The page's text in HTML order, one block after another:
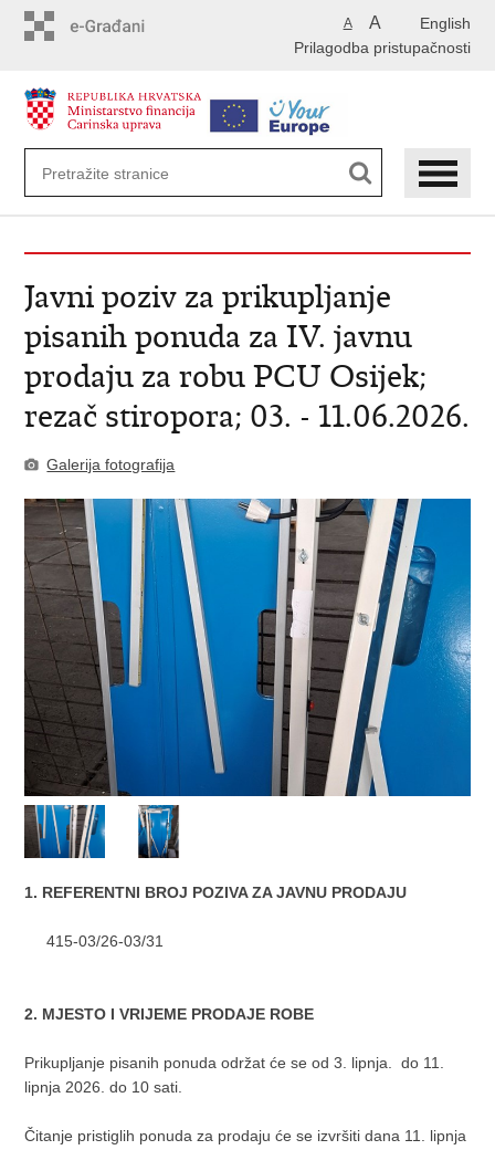
English
A A
Prilagodba pristupačnosti
Javni poziv za prikupljanje
pisanih ponuda za IV. javnu
prodaju za robu PCU Osijek;
rezač stiropora; 03. - 11.06.2026.
Galerija fotografija
1. REFERENTNI BROJ POZIVA ZA JAVNU PRODAJU
415-03/26-03/31
2. MJESTO I VRIJEME PRODAJE ROBE
Prikupljanje pisanih ponuda održat će se od 3. lipnja. do 11.
lipnja 2026. do 10 sati.
Čitanje pristiglih ponuda za prodaju će se izvršiti dana 11. lipnja